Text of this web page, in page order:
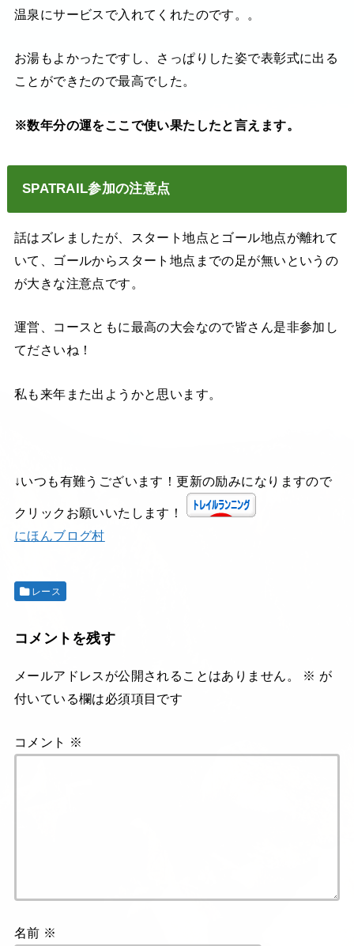
温泉にサービスで入れてくれたのです。。
お湯もよかったですし、さっぱりした姿で表彰式に出る
ことができたので最高でした。
※数年分の運をここで使い果たしたと言えます。
SPATRAIL参加の注意点
話はズレましたが、スタート地点とゴール地点が離れて
いて、ゴールからスタート地点までの足が無いというの
が大きな注意点です。
運営、コースともに最高の大会なので皆さん是非参加し
てださいね！
私も来年また出ようかと思います。
↓いつも有難うございます！更新の励みになりますので
クリックお願いいたします！
にほんブログ村
レース
コメントを残す
メールアドレスが公開されることはありません。 ※ が
付いている欄は必須項目です
コメント ※
名前 ※